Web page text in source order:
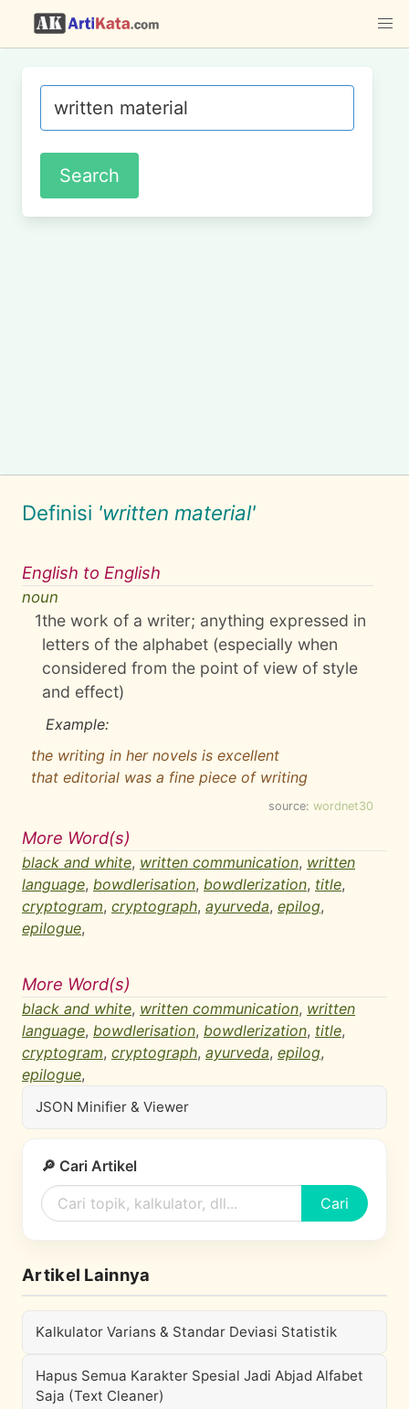
Definisi 'written material'
English to English
noun
1the work of a writer; anything expressed in
letters of the alphabet (especially when
considered from the point of view of style
and effect)
Example:
the writing in her novels is excellent
that editorial was a fine piece of writing
source: wordnet30
More Word(s)
black and white, written communication, written
language, bowdlerisation, bowdlerization, title,
cryptogram, cryptograph, ayurveda, epilog,
epilogue,
More Word(s)
black and white, written communication, written
language, bowdlerisation, bowdlerization, title,
cryptogram, cryptograph, ayurveda, epilog,
epilogue,
JSON Minifier & Viewer
🔎 Cari Artikel
Cari
Artikel Lainnya
Kalkulator Varians & Standar Deviasi Statistik
Hapus Semua Karakter Spesial Jadi Abjad Alfabet
Saja (Text Cleaner)